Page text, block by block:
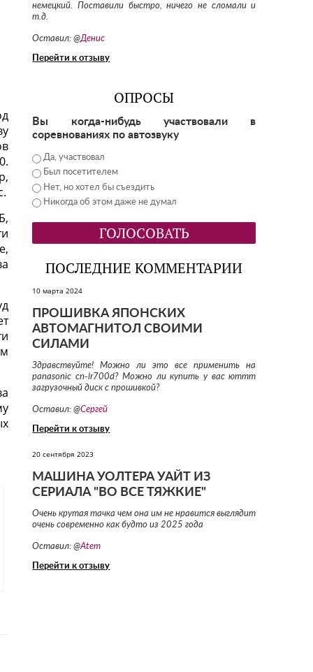
немецкий. Поставили быстро, ничего не сломали и
т.д.
Оставил: @Денис
Перейти к отзыву
ОПРОСЫ
Вы когда-нибудь участвовали в
соревнованиях по автозвуку
Да, участвовал
Был посетителем
Нет, но хотел бы съездить
Никогда об этом даже не думал
ПОСЛЕДНИЕ КОММЕНТАРИИ
10 марта 2024
ПРОШИВКА ЯПОНСКИХ
АВТОМАГНИТОЛ СВОИМИ
СИЛАМИ
Здравствуйте! Можно ли это все применить на
panasonic cn-lr700d? Можно ли купить у вас юттт
загрузочный диск с прошивкой?
Оставил: @Сергей
Перейти к отзыву
20 сентября 2023
МАШИНА УОЛТЕРА УАЙТ ИЗ
СЕРИАЛА "ВО ВСЕ ТЯЖКИЕ"
Очень крутая тачка чем она им не нравится выглядит
очень современно как будто из 2025 года
Оставил: @Atem
Перейти к отзыву